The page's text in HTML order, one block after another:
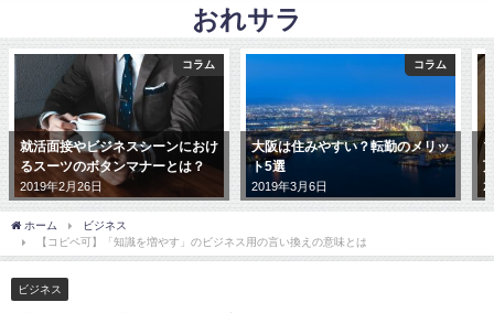
おれサラ
コラム
シーンにおけ
ナーとは？
大阪は住みやすい？転勤のメリッ
ト5選
2019年3月6日
ブルジュハリファの家
万円。家賃も世界一高
ホーム
ビジネス
【コピペ可】「知識を増やす」のビジネス用の言い換えの意味とは
ビジネス